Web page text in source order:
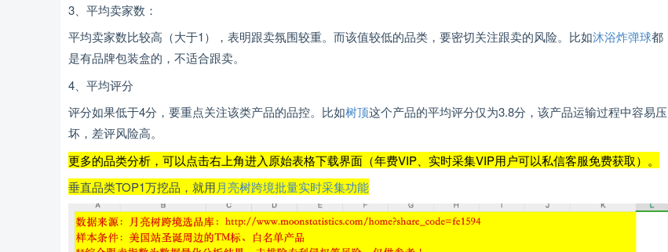
3、平均卖家数：
平均卖家数比较高（大于1），表明跟卖氛围较重。而该值较低的品类，要密切关注跟卖的风险。比如沐浴炸弹球都
是有品牌包装盒的，不适合跟卖。
4、平均评分
评分如果低于4分，要重点关注该类产品的品控。比如树顶这个产品的平均评分仅为3.8分，该产品运输过程中容易压
坏，差评风险高。
更多的品类分析，可以点击右上角进入原始表格下载界面（年费VIP、实时采集VIP用户可以私信客服免费获取）。
垂直品类TOP1万挖品，就用月亮树跨境批量实时采集功能